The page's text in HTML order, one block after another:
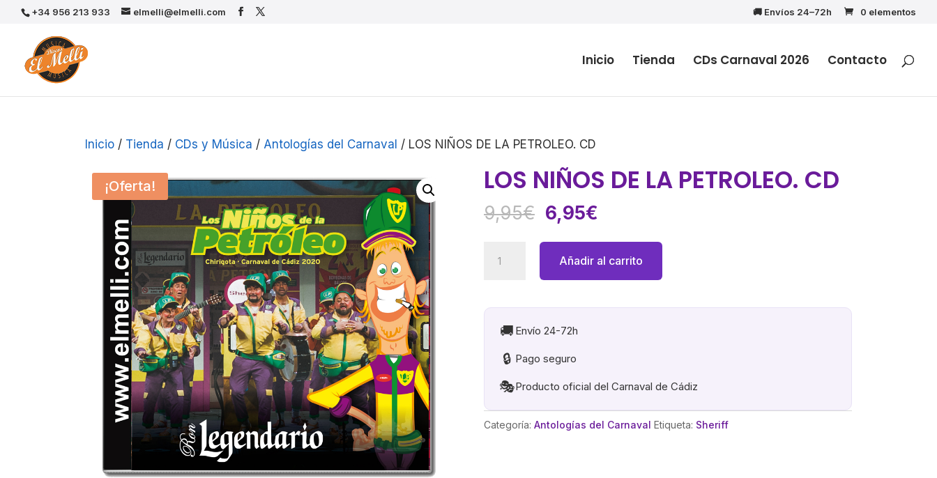
+34 956 213 933 elmelli@elmelli.com 🚚 Envíos 24–72h 0 elementos
Inicio Tienda CDs Carnaval 2026 Contacto
Inicio / Tienda / CDs y Música / Antologías del Carnaval / LOS NIÑOS DE LA PETROLEO. CD
¡Oferta! LOS NIÑOS DE LA PETROLEO. CD
9,95€ El
precio
era:
9,95€.
6,95€
es:
6,95€.
NIÑOS
LA
PETROLEO.
cantidad
Añadir al carrito
🚚 Envío 24-72h
🔒 Pago seguro
🎭Producto oficial del Carnaval de Cádiz
Categoría: Antologías del Carnaval Etiqueta: Sheriff